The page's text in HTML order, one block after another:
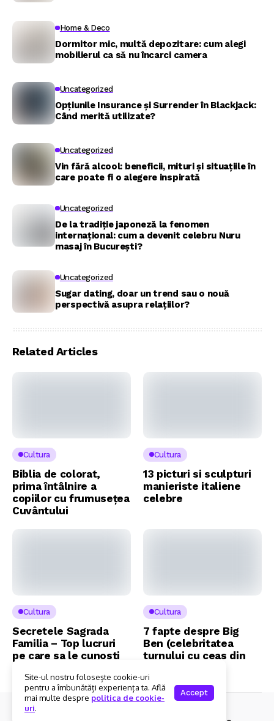
Home & Deco
Dormitor mic, multă depozitare: cum alegi
mobilierul ca să nu încarci camera
Uncategorized
Opțiunile Insurance și Surrender în Blackjack:
Când merită utilizate?
Uncategorized
Vin fără alcool: beneficii, mituri și situațiile în
care poate fi o alegere inspirată
Uncategorized
De la tradiție japoneză la fenomen
internațional: cum a devenit celebru Nuru
masaj în București?
Uncategorized
Sugar dating, doar un trend sau o nouă
perspectivă asupra relațiilor?
Related Articles
Cultura
Biblia de colorat,
prima întâlnire a
copiilor cu frumusețea
Cuvântului
Cultura
13 picturi si sculpturi
manieriste italiene
celebre
Cultura
Secretele Sagrada
Familia – Top lucruri
pe care sa le cunosti
Cultura
7 fapte despre Big
Ben (celebritatea
turnului cu ceas din
Site-ul nostru folosește cookie-uri
pentru a îmbunătăți experiența ta. Află
mai multe despre politica de cookie-
uri.
Accept